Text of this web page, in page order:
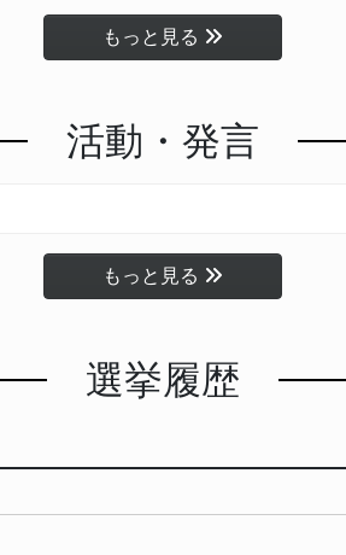
もっと見る
活動・発言
もっと見る
選挙履歴